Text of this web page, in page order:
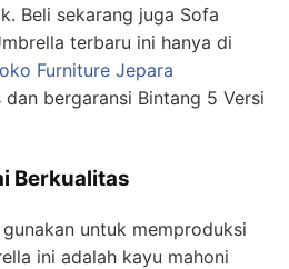
Beli sekarang juga Sofa
terbaru ini hanya di
Furniture Jepara
bergaransi Bintang 5 Versi
Berkualitas
untuk memproduksi
ini adalah kayu mahoni